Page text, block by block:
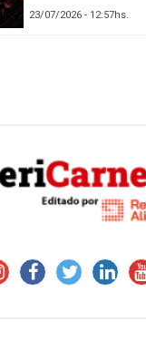
23/07/2026 - 12:57hs.